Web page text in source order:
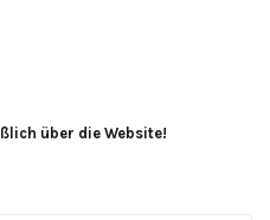
über die Website!